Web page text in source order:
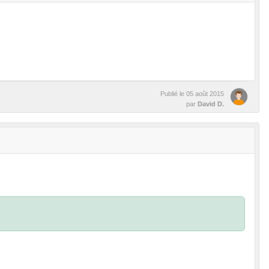
Publié le 05 août 2015
par David D.